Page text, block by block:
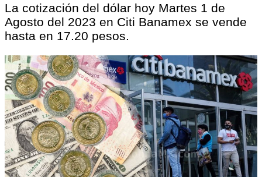
La cotización del dólar hoy Martes 1 de
Agosto del 2023 en Citi Banamex se vende
hasta en 17.20 pesos.